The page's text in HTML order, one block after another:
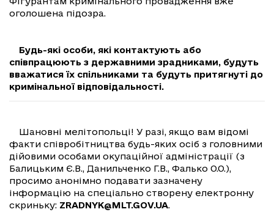
оголошена підозра.
Будь-які особи, які контактують або
співпрацюють з державними зрадниками, будуть
вважатися їх спільниками та будуть притягнуті до
кримінальної відповідальності.
Шановні мелітопольці! У разі, якщо вам відомі
факти співробітництва будь-яких осіб з головними
дійовими особами окупаційної адміністрації (з
Балицьким Є.В., Данильченко Г.В., Фалько О.О.),
просимо анонімно подавати зазначену
інформацію на спеціально створену електронну
скриньку: ZRADNYK@MLT.GOV.UA.